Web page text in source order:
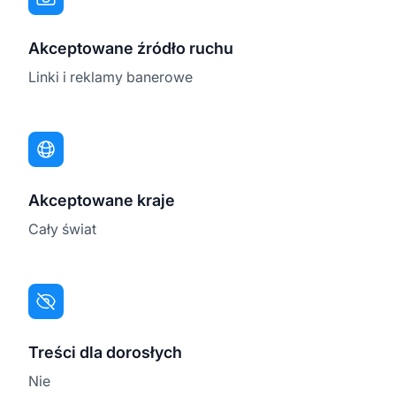
Akceptowane źródło ruchu
Linki i reklamy banerowe
Akceptowane kraje
Cały świat
Treści dla dorosłych
Nie